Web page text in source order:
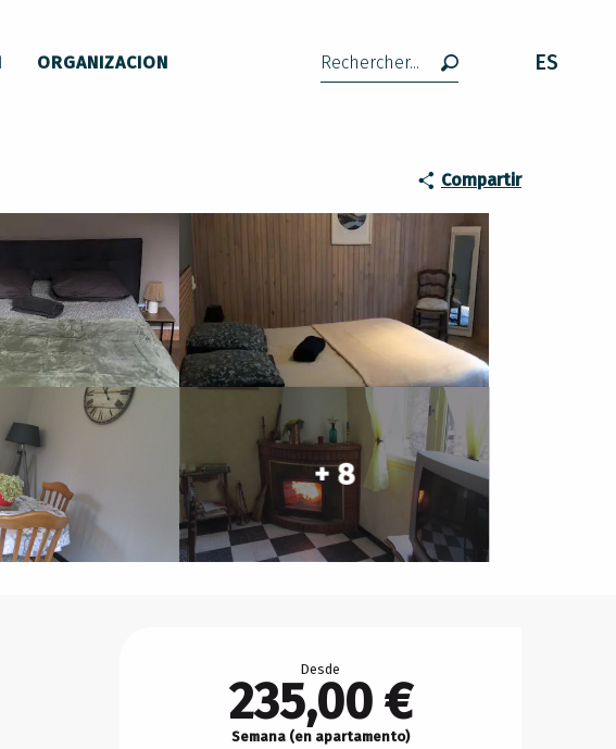
Buscar ES
ORGANIZACION
Compartir
+ 8
Desde
235,00 €
Semana (en apartamento)